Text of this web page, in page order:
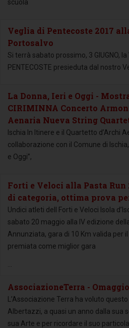
scuola
Veglia di Pentecoste 2017
Portosalvo
Si terrà sabato prossimo, 3 GIUGNO, la
PENTECOSTE presieduta dal nostro
La Donna, Ieri e Oggi -
CIRIMINNA Concerto
Aenaria Nueva String
Ischia In Itinere e il Quartetto d’Archi
collaborazione con il Comune di
e Oggi”,
Forti e Veloci alla Pasta Run
di categoria, ottima prova
Undici atleti dell Forti e Veloci Isola
sabato 20 maggio alla IV edizione
Annunziata, gara di 10 Km valida per
premiata come miglior gara
AssociazioneTerra -
L’Associazione Terra ha voluto
Albertazzi, a quasi un anno dalla sua
sua Arte e per ricordare il suo